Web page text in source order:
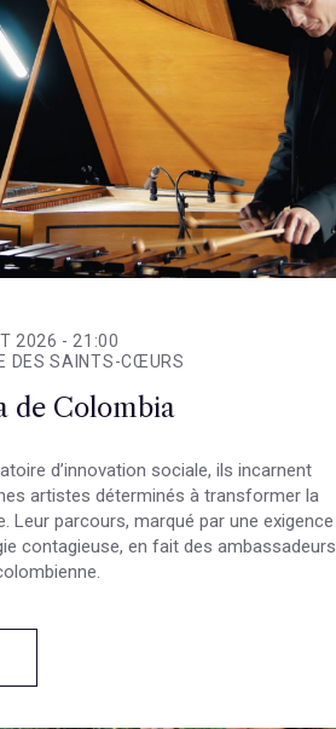
2026 - 21:00
DES SAINTS-CŒURS
de Colombia
d’innovation sociale, ils incarnent
artistes déterminés à transformer la
Leur parcours, marqué par une exigence
contagieuse, en fait des ambassadeurs